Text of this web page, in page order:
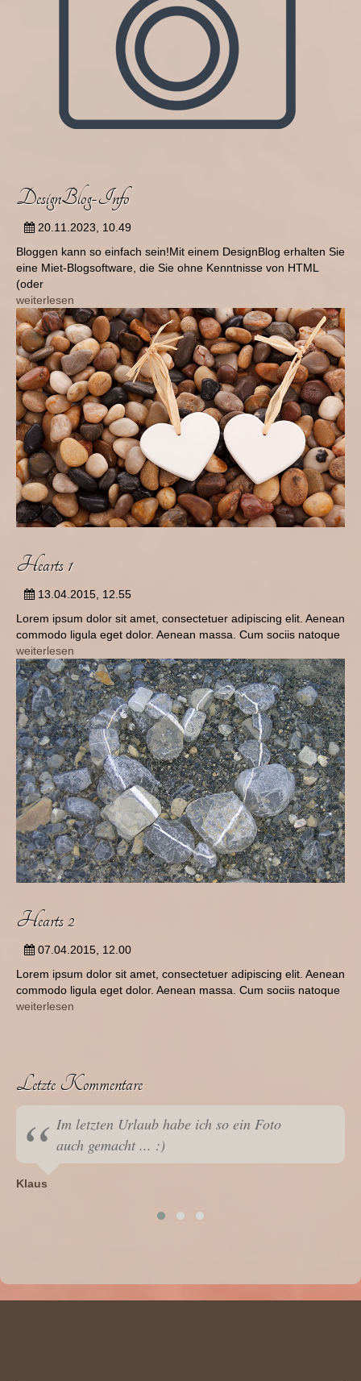
DesignBlog-Info
20.11.2023, 10.49
Bloggen kann so einfach sein!Mit einem DesignBlog erhalten Sie
eine Miet-Blogsoftware, die Sie ohne Kenntnisse von HTML
(oder
weiterlesen
Hearts 1
13.04.2015, 12.55
Lorem ipsum dolor sit amet, consectetuer adipiscing elit. Aenean
commodo ligula eget dolor. Aenean massa. Cum sociis natoque
weiterlesen
Hearts 2
07.04.2015, 12.00
Lorem ipsum dolor sit amet, consectetuer adipiscing elit. Aenean
commodo ligula eget dolor. Aenean massa. Cum sociis natoque
weiterlesen
Letzte Kommentare
Im letzten Urlaub habe ich so ein Foto
auch gemacht ... :)
Klaus